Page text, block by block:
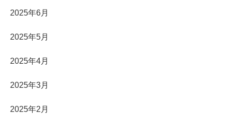
2025年6月
2025年5月
2025年4月
2025年3月
2025年2月